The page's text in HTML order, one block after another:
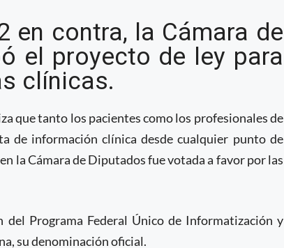
la
clínicas
en contra, la Cámara de
el proyecto de ley para
clínicas.
que tanto los pacientes como los profesionales de
de información clínica desde cualquier punto de
la Cámara de Diputados fue votada a favor por las
Programa Federal Único de Informatización y
su denominación oficial.